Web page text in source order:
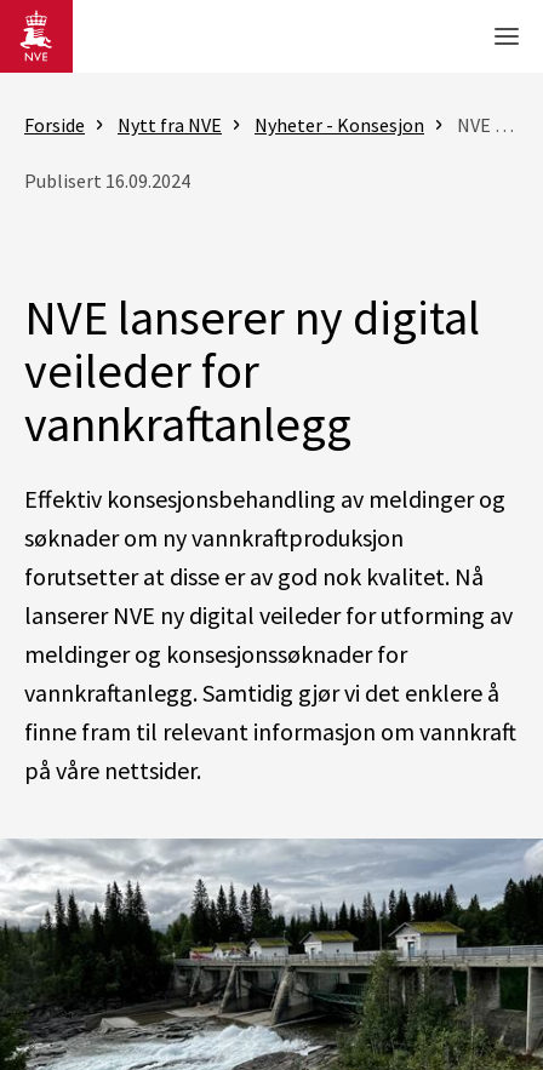
Gå til hovedinnhold
Forside Nytt fra NVE Nyheter - Konsesjon NVE lanserer ny digital veileder for vannkraftanlegg
Publisert 16.09.2024
NVE lanserer ny digital
veileder for
vannkraftanlegg
Effektiv konsesjonsbehandling av meldinger og
søknader om ny vannkraftproduksjon
forutsetter at disse er av god nok kvalitet. Nå
lanserer NVE ny digital veileder for utforming av
meldinger og konsesjonssøknaderfor
vannkraftanlegg. Samtidig gjør vi det enklere å
finne fram til relevant informasjon om vannkraft
på våre nettsider.